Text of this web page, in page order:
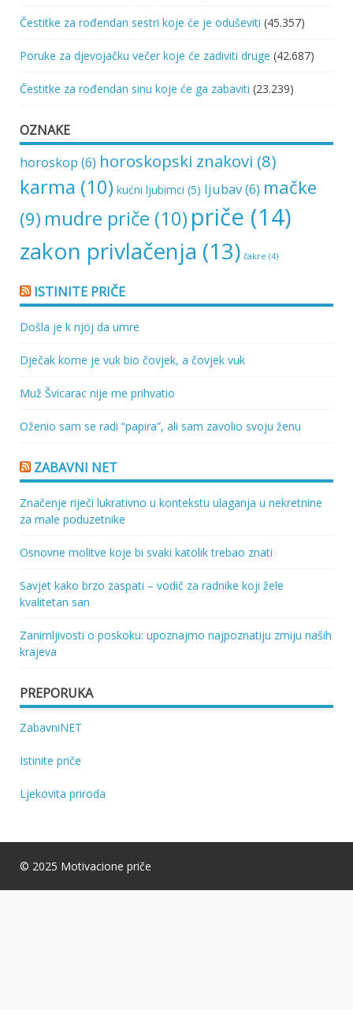
Čestitke za rođendan sestri koje će je oduševiti (45.357)
Poruke za djevojačku večer koje će zadiviti druge (42.687)
Čestitke za rođendan sinu koje će ga zabaviti (23.239)
OZNAKE
horoskop (6) horoskopski znakovi (8)
karma (10) kućni ljubimci (5) ljubav(6) mačke
(9) mudre priče (10) priče (14)
zakon privlačenja (13) čakre (4)
ISTINITE PRIČE
Došla je k njoj da umre
Dječak kome je vuk bio čovjek, a čovjek vuk
Muž Švicarac nije me prihvatio
Oženio sam se radi “papira”, ali sam zavolio svoju ženu
ZABAVNI NET
Značenje riječi lukrativno u kontekstu ulaganja u nekretnine
za male poduzetnike
Osnovne molitve koje bi svaki katolik trebao znati
Savjet kako brzo zaspati – vodič za radnike koji žele
kvalitetan san
Zanimljivosti o poskoku: upoznajmo najpoznatiju zmiju naših
krajeva
PREPORUKA
ZabavniNET
Istinite priče
Ljekovita priroda
© 2025 Motivacione priče